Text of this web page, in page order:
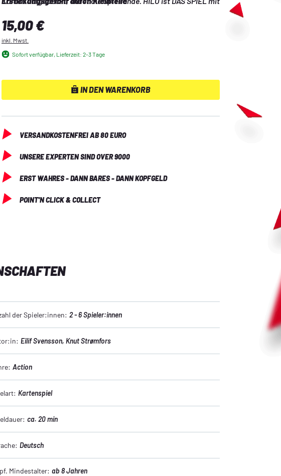
Regulärer Preis:
15,00 €
inkl. Mwst.
Sofort verfügbar, Lieferzeit: 2-3 Tage
IN DEN WARENKORB
VERSANDKOSTENFREI AB 80 EURO
UNSERE EXPERTEN SIND OVER 9000
ERST WAHRES - DANN BARES - DANN KOPFGELD
POINT'N CLICK & COLLECT
der Spieler:innen: 2 - 6 Spieler:innen
Eilif Svensson, Knut Strømfors
Action
Kartenspiel
ca. 20 min
Deutsch
Mindestalter: ab 8 Jahren